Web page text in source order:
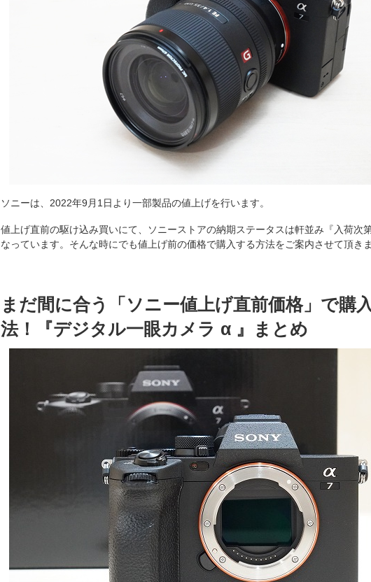
ソニーは、2022年9月1日より一部製品の値上げを行います。
値上げ直前の駆け込み買いにて、ソニーストアの納期ステータスは軒並み『入荷次
なっています。そんな時にでも値上げ前の価格で購入する方法をご案内させて頂きま
まだ間に合う「ソニー値上げ直前価格」で購
法！『デジタル一眼カメラ α 』まとめ